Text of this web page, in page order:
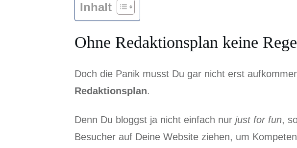
Inhalt
Ohne Redaktionsplan keine
Doch die Panik musst Du gar nicht erst
Redaktionsplan.
Denn Du bloggst ja nicht einfach nur just for fun,
Besucher auf Deine Website ziehen, um